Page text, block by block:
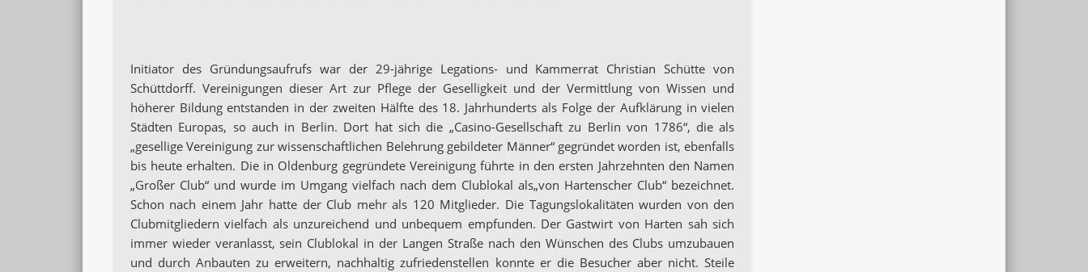
Initiator des Gründungsaufrufs war der 29-jährige Legations- und Kammerrat Christian Schütte von
Schüttdorff. Vereinigungen dieser Art zur Pflege der Geselligkeit und der Vermittlung von Wissen und
höherer Bildung entstanden in der zweiten Hälfte des 18. Jahrhunderts als Folge der Aufklärung in vielen
Städten Europas, so auch in Berlin. Dort hat sich die „Casino-Gesellschaft zu Berlin von 1786“, die als
„gesellige Vereinigung zur wissenschaftlichen Belehrung gebildeter Männer“ gegründet worden ist, ebenfalls
bis heute erhalten. Die in Oldenburg gegründete Vereinigung führte in den ersten Jahrzehnten den Namen
„Großer Club“ und wurde im Umgang vielfach nach dem Clublokal als„von Hartenscher Club“ bezeichnet.
Schon nach einem Jahr hatte der Club mehr als 120 Mitglieder. Die Tagungslokalitäten wurden von den
Clubmitgliedern vielfach als unzureichend und unbequem empfunden. Der Gastwirt von Harten sah sich
immer wieder veranlasst, sein Clublokal in der Langen Straße nach den Wünschen des Clubs umzubauen
und durch Anbauten zu erweitern, nachhaltig zufriedenstellen konnte er die Besucher aber nicht. Steile